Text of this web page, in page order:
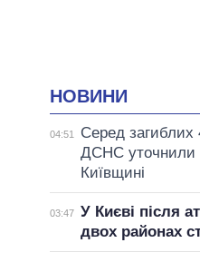
НОВИНИ
04:51
Серед загиблих
ДСНС уточнили
Київщині
03:47 У Києві після
двох районах